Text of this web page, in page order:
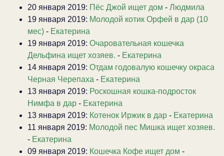
20 января 2019: Пёс Джой ищет дом - Людмила
19 января 2019: Молодой котик Орфей в дар (10
мес) - Екатерина
19 января 2019: Очаровательная кошечка
Дельфина ищет хозяев. - Екатерина
14 января 2019: Отдам годовалую кошечку окраса
Черная Черепаха - Екатерина
13 января 2019: Роскошная кошка-подросток
Нимфа в дар - Екатерина
13 января 2019: Котенок Иржик в дар - Екатерина
11 января 2019: Молодой пес Мишка ищет хозяев.
- Екатерина
09 января 2019: Кошечка Кофе ищет дом -